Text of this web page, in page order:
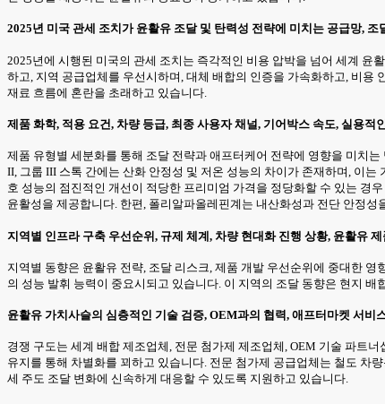
2025년 미국 관세 조치가 윤활유 조달 및 탄력성 전략에 미치는 공급망,
2025년에 시행된 미국의 관세 조치는 즉각적인 비용 압박을 넘어 세계 윤
하고, 지역 공급업체를 우선시하며, 대체 배합의 인증을 가속화하고, 비
재료 흐름에 혼란을 초래하고 있습니다.
제품 화학, 적용 요건, 차량 등급, 최종 사용자 채널, 기어박스 속도, 실용적
제품 유형별 세분화를 통해 조달 전략과 애프터케어 전략에 영향을 미치
II, 그룹 III 스톡 간에는 산화 안정성 및 저온 성능의 차이가 존재하며, 이
호 성능의 점진적인 개선이 적당한 프리미엄 가격을 정당화할 수 있는 경
윤활성을 제공합니다. 한편, 폴리알파올레핀계는 내산화성과 전단 안정성
지역별 인프라 구축 우선순위, 규제 체계, 차량 현대화 진행 상황, 윤활유
지역별 동향은 윤활유 전략, 조달 리스크, 제품 개발 우선순위에 중대한
의 성능 발휘 능력이 중요시되고 있습니다. 이 지역의 조달 동향은 현지
윤활유 가치사슬의 심층적인 기술 검증, OEM과의 협력, 애프터마켓 서비
경쟁 구도는 세계 배합 제조업체, 전문 첨가제 제조업체, OEM 기술 파트
유지를 통해 차별화를 꾀하고 있습니다. 전문 첨가제 공급업체는 철도 차
세 주도 조달 변화에 신속하게 대응할 수 있도록 지원하고 있습니다.